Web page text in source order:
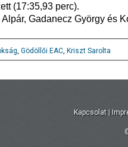
(17:35,93 perc).
Gadanecz György és
, Gödöllői EAC, Kriszt Sarolta
Kapcsolat |